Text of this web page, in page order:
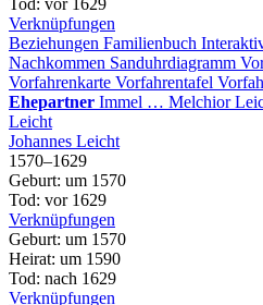
Verknüpfungen
Beziehungen Familienbuch
Nachkommen Sanduhrdiagramm
Vorfahrenkarte Vorfahrentafel
Ehepartner Immel … Melchior
Leicht
Johannes Leicht
1570–1629
Geburt: um 1570
Tod: vor 1629
Verknüpfungen
Geburt: um 1570
Heirat: um 1590
Tod: nach 1629
Verknüpfungen